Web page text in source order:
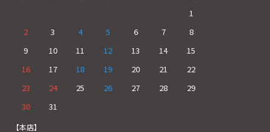
1
2
3 4 5 6 7
8
9
10 11 12 13 14
15
16
17 18 19 20 21
22
23
24 25 26 27 28
29
30
31
【本店】